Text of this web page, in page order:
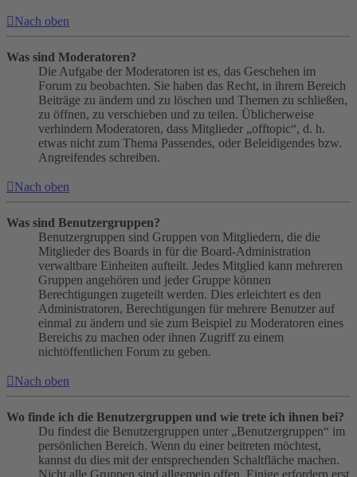
Nach oben
Was sind Moderatoren?
Die Aufgabe der Moderatoren ist es, das Geschehen im
Forum zu beobachten. Sie haben das Recht, in ihrem Bereich
Beiträge zu ändern und zu löschen und Themen zu schließen,
zu öffnen, zu verschieben und zu teilen. Üblicherweise
verhindern Moderatoren, dass Mitglieder „offtopic“, d. h.
etwas nicht zum Thema Passendes, oder Beleidigendes bzw.
Angreifendes schreiben.
Nach oben
Was sind Benutzergruppen?
Benutzergruppen sind Gruppen von Mitgliedern, die die
Mitglieder des Boards in für die Board-Administration
verwaltbare Einheiten aufteilt. Jedes Mitglied kann mehreren
Gruppen angehören und jeder Gruppe können
Berechtigungen zugeteilt werden. Dies erleichtert es den
Administratoren, Berechtigungen für mehrere Benutzer auf
einmal zu ändern und sie zum Beispiel zu Moderatoren eines
Bereichs zu machen oder ihnen Zugriff zu einem
nichtöffentlichen Forum zu geben.
Nach oben
Wo finde ich die Benutzergruppen und wie trete ich ihnen bei?
Du findest die Benutzergruppen unter „Benutzergruppen“ im
persönlichen Bereich. Wenn du einer beitreten möchtest,
kannst du dies mit der entsprechenden Schaltfläche machen.